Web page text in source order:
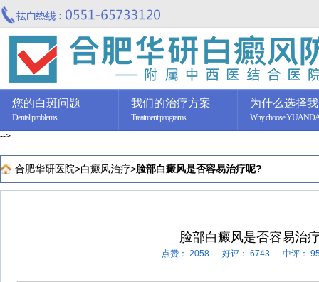
您的白斑问题
Dental problems
我们的治疗方案
Treatment programs
为什么选择
Why choose
-->
合肥华研医院>白癜风治疗>脸部白癜风是否容易治疗呢?
脸部白癜风是否容易治
点赞： 2058 好评： 6743 中评：